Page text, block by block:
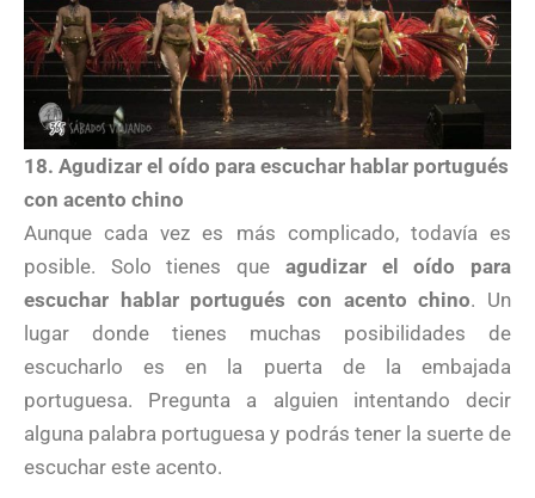
18. Agudizar el oído para escuchar hablar portugués
con acento chino
Aunque cada vez es más complicado, todavía es
posible. Solo tienes que agudizar el oído para
escuchar hablar portugués con acento chino. Un
lugar donde tienes muchas posibilidades de
escucharlo es en la puerta de la embajada
portuguesa. Pregunta a alguien intentando decir
alguna palabra portuguesa y podrás tener la suerte de
escuchar este acento.